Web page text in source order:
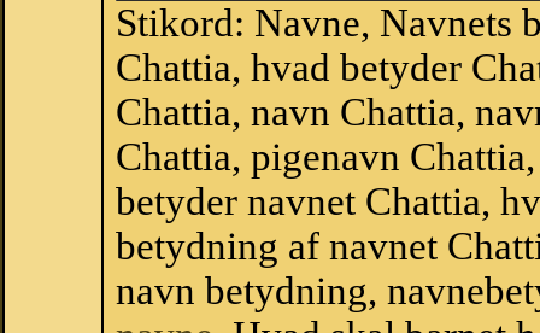
Stikord: Navne, Navnets
Chattia, hvad betyder
Chattia, navn Chattia,
Chattia, pigenavn
betyder navnet Chattia,
betydning af navnet
navn betydning,